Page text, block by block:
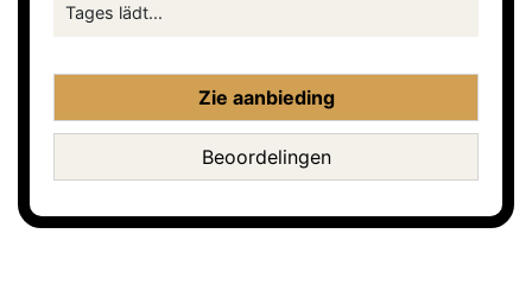
Tages lädt...
Zie aanbieding
Beoordelingen